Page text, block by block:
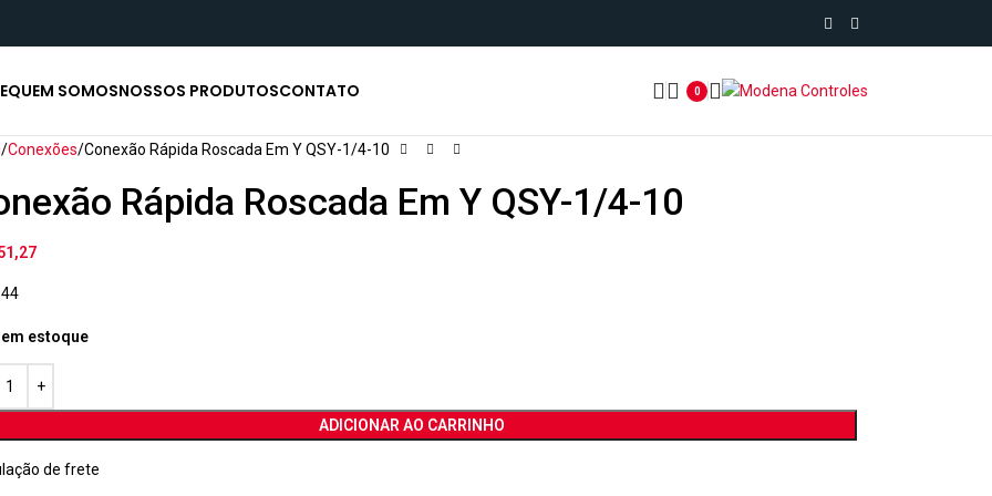
QUEM SOMOSNOSSOS PRODUTOSCONTATO 0
Conexões Conexão Rápida Roscada Em Y QSY-1/4-10
Rápida Roscada Em Y QSY-1/4-10
em estoque
ADICIONAR AO CARRINHO
de frete